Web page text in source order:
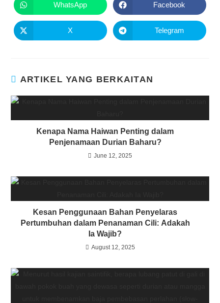
WhatsApp Facebook
X Telegram
ARTIKEL YANG BERKAITAN
Kenapa Nama Haiwan Penting dalam
Penjenamaan Durian Baharu?
June 12, 2025
Kesan Penggunaan Bahan Penyelaras
Pertumbuhan dalam Penanaman Cili: Adakah
Ia Wajib?
August 12, 2025